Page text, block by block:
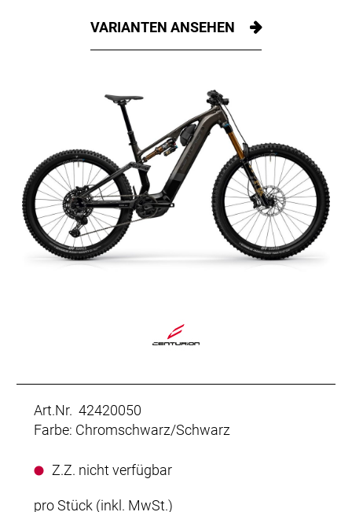
VARIANTEN ANSEHEN
Art.Nr. 42420050
Farbe: Chromschwarz/Schwarz
Z.Z. nicht verfügbar
pro Stück (inkl. MwSt.)